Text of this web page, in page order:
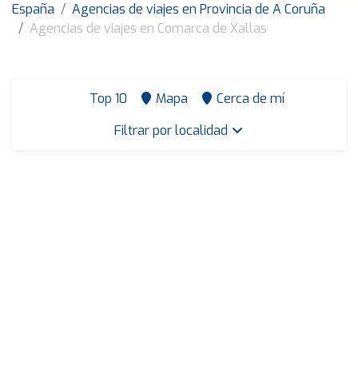
España
Agencias de viajes en Provincia de A Coruña
Agencias de viajes en Comarca de Xallas
Top 10 Mapa
Cerca de mí
Filtrar por localidad